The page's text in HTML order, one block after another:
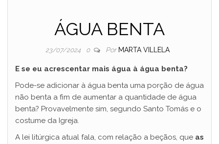
ÁGUA BENTA
23/07/2024 0 Por MARTA VILLELA
E se eu acrescentar mais água à água benta?
Pode-se adicionar à água benta uma porção de água
não benta a fim de aumentar a quantidade de água
benta? Provavelmente sim, segundo Santo Tomás e o
costume da Igreja.
A lei litúrgica atual fala, com relação a beçãos, que as